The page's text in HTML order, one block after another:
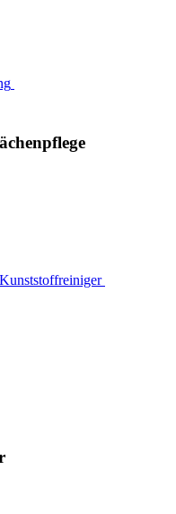
Kunststoffreiniger